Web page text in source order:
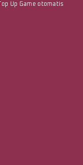
Up Game otomatis